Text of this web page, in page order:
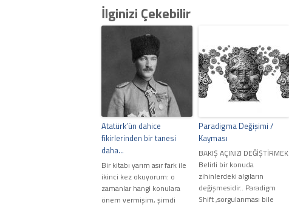
İlginizi Çekebilir
Atatürk’ün dahice
fikirlerinden bir tanesi
daha…
Bir kitabı yarım asır fark ile
ikinci kez okuyorum: o
zamanlar hangi konulara
önem vermişim, şimdi
Paradigma Değişimi /
Kayması
BAKIŞ AÇINIZI DEĞİŞTİRMEK
Belirli bir konuda
zihinlerdeki algıların
değişmesidir.. Paradigm
Shift ,sorgulanması bile